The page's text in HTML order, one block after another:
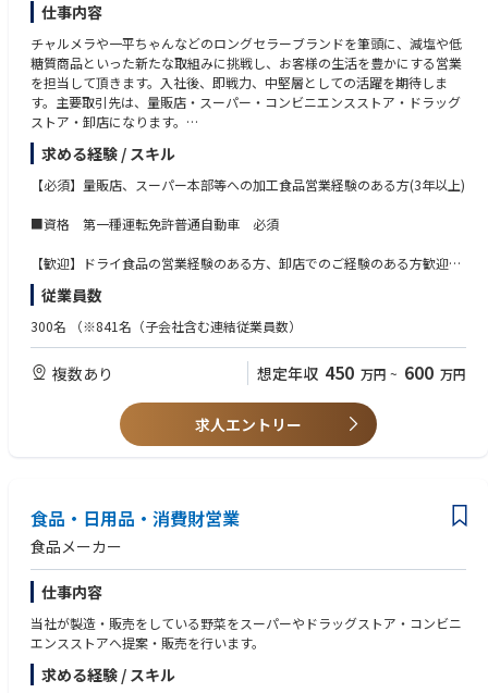
仕事内容
チャルメラや一平ちゃんなどのロングセラーブランドを筆頭に、減塩や低
糖質商品といった新たな取組みに挑戦し、お客様の生活を豊かにする営業
を担当して頂きます。入社後、即戦力、中堅層としての活躍を期待しま
す。主要取引先は、量販店・スーパー・コンビニエンスストア・ドラッグ
ストア・卸店になります。
【業務内容】
・担当取引先に対する即席めんの販売提案（定番商品導入、チラシ販促、
・販促プロモーションの企画立案および実施（試食マネキン、チャルメラ
・担当取引先に提案する商品の企画（PB商品、名店監修商品等）。
【主要即席めんブランド】
・チャルメラ
・一平ちゃん
・低糖質麺シリーズ
求める経験 / スキル
【必須】量販店、スーパー本部等への加工食品営業経験のある方(3年以上)
■資格 第一種運転免許普通自動車 必須
【歓迎】ドライ食品の営業経験のある方、卸店でのご経験のある方歓迎
※チームワークを大切にしています。何事にも粘り強く対応し、コミュニ
ケーションを大切にされる方を希望します。
従業員数
300名 （※841名（子会社含む連結従業員数）
複数あり 想定年収 450 万円 ~ 600 万円
求人エントリー
食品・日用品・消費財営業
食品メーカー
仕事内容
当社が製造・販売をしている野菜をスーパーやドラッグストア・コンビニ
エンスストアへ提案・販売を行います。
求める経験 / スキル